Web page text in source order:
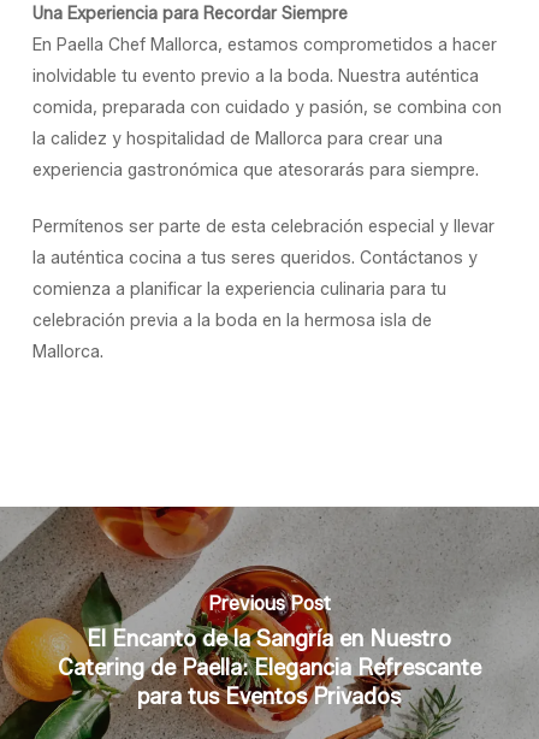
Una Experiencia para Recordar Siempre
En Paella Chef Mallorca, estamos comprometidos a hacer
inolvidable tu evento previo a la boda. Nuestra auténtica
comida, preparada con cuidado y pasión, se combina con
la calidez y hospitalidad de Mallorca para crear una
experiencia gastronómica que atesorarás para siempre.
Permítenos ser parte de esta celebración especial y llevar
la auténtica cocina a tus seres queridos. Contáctanos y
comienza a planificar la experiencia culinaria para tu
celebración previa a la boda en la hermosa isla de
Mallorca.
Previous Post
El Encanto de la Sangría en Nuestro
Catering de Paella: Elegancia Refrescante
para tus Eventos Privados